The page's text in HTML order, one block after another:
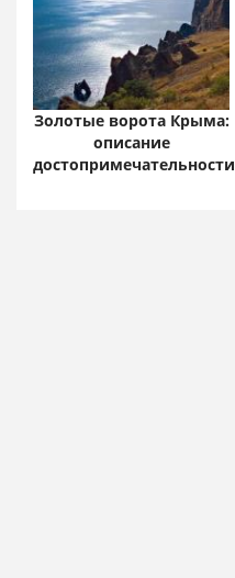
Золотые ворота Крыма:
описание
достопримечательности